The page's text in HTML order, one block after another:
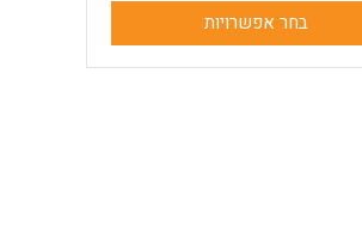
בחר אפשרויות